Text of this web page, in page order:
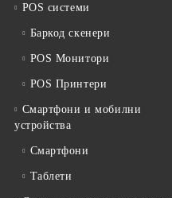
POS системи
Баркод скенери
POS Монитори
POS Принтери
Смартфони и мобилни
устройства
Смартфони
Таблети